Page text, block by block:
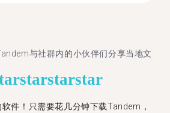
与社群内的小伙伴们分享当地文
starstarstar
件！只需要花几分钟下载Tandem，